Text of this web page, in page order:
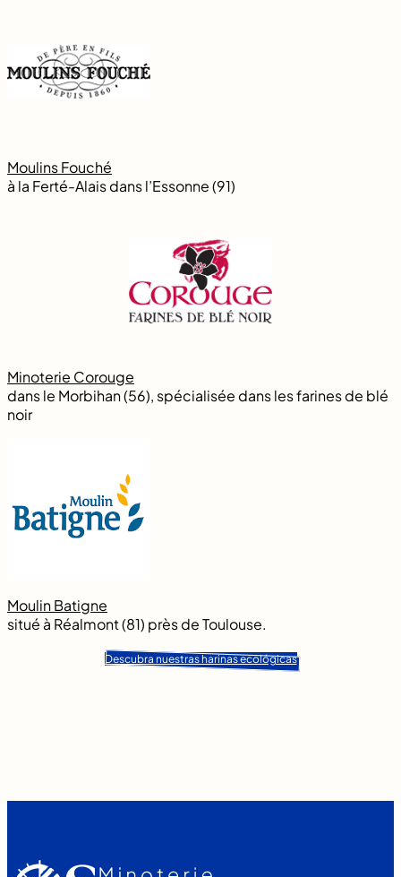
Moulins Fouché
à la Ferté-Alais dans l’Essonne (91)
Minoterie Corouge
dans le Morbihan (56), spécialisée dans les farines de blé
noir
Moulin Batigne
situé à Réalmont (81) près de Toulouse.
Descubra nuestras harinas ecológicas